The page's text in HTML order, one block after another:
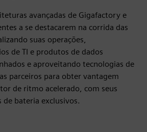
avançadas de Gigafactory e
a se destacarem na corrida das
suas operações,
de TI e produtos de dados
e aproveitando tecnologias de
parceiros para obter vantagem
de ritmo acelerado, com seus
de bateria exclusivos.